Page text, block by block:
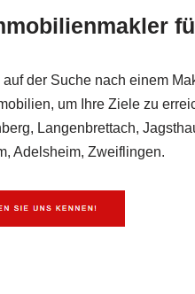
der Suche nach einem
um Ihre Ziele zu
Langenbrettach,
Adelsheim, Zweiflingen.